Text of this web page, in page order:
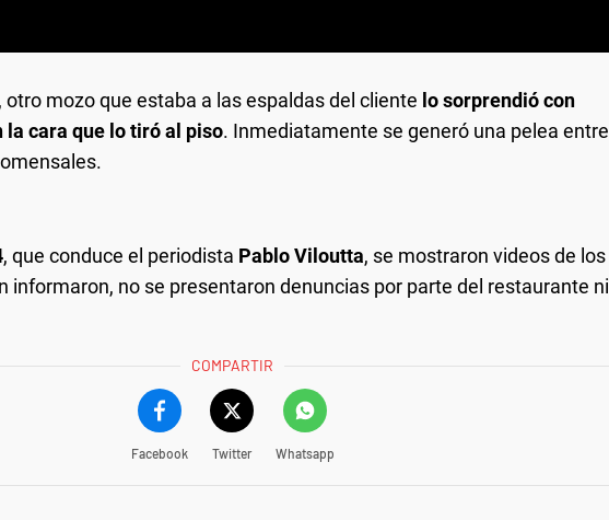
otro mozo que estaba a las espaldas del cliente lo sorprendió con
la cara que lo tiró al piso. Inmediatamente se generó una pelea entre
, que conduce el periodista Pablo Viloutta, se mostraron videos de los
informaron, no se presentaron denuncias por parte del restaurante ni
COMPARTIR
Facebook Twitter Whatsapp